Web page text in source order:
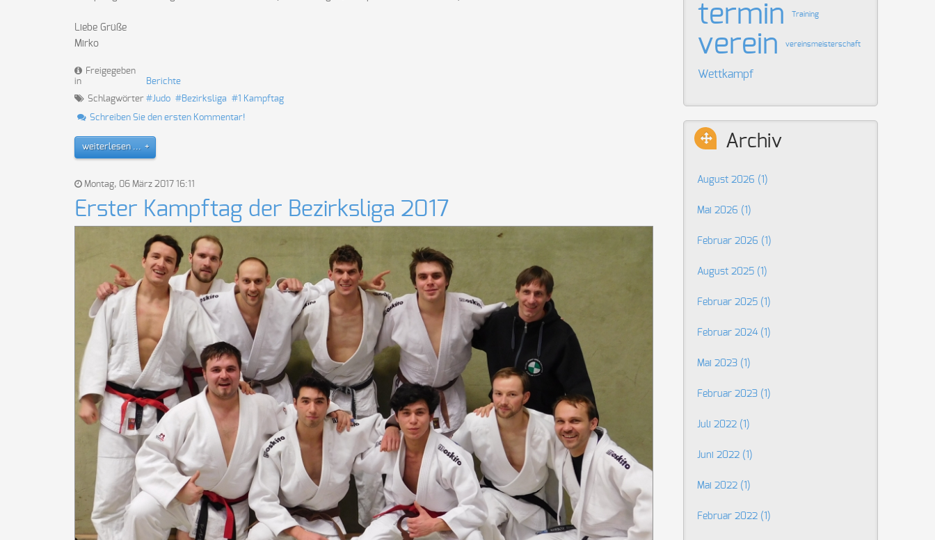
Liebe Grüße
Mirko
Freigegeben
in
Berichte
Schlagwörter
Judo Bezirksliga 1 Kampftag
Schreiben Sie den ersten Kommentar!
weiterlesen ...
Montag, 06 März 2017 16:11
Erster Kampftag der Bezirksliga 2017
termin Training
verein vereinsmeisterschaft
Wettkampf
Archiv
August 2026 (1)
Mai 2026 (1)
Februar 2026 (1)
August 2025 (1)
Februar 2025 (1)
Februar 2024 (1)
Mai 2023 (1)
Februar 2023 (1)
Juli 2022 (1)
Juni 2022 (1)
Mai 2022 (1)
Februar 2022 (1)